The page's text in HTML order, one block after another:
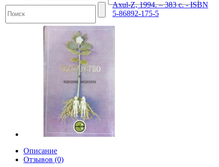
Axul-Z, 1994. – 383 с. - ISBN
5-86892-175-5
Описание
Отзывов (0)